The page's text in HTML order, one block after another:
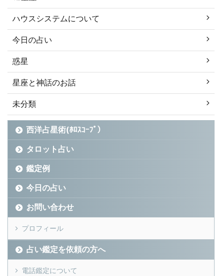
ハウスシステムについて
今日の占い
惑星
星座と神話のお話
未分類
西洋占星術(ﾎﾛｽｺｰﾌﾟ）
タロット占い
鑑定例
今日の占い
お問い合わせ
プロフィール
占い鑑定を依頼の方へ
電話鑑定について